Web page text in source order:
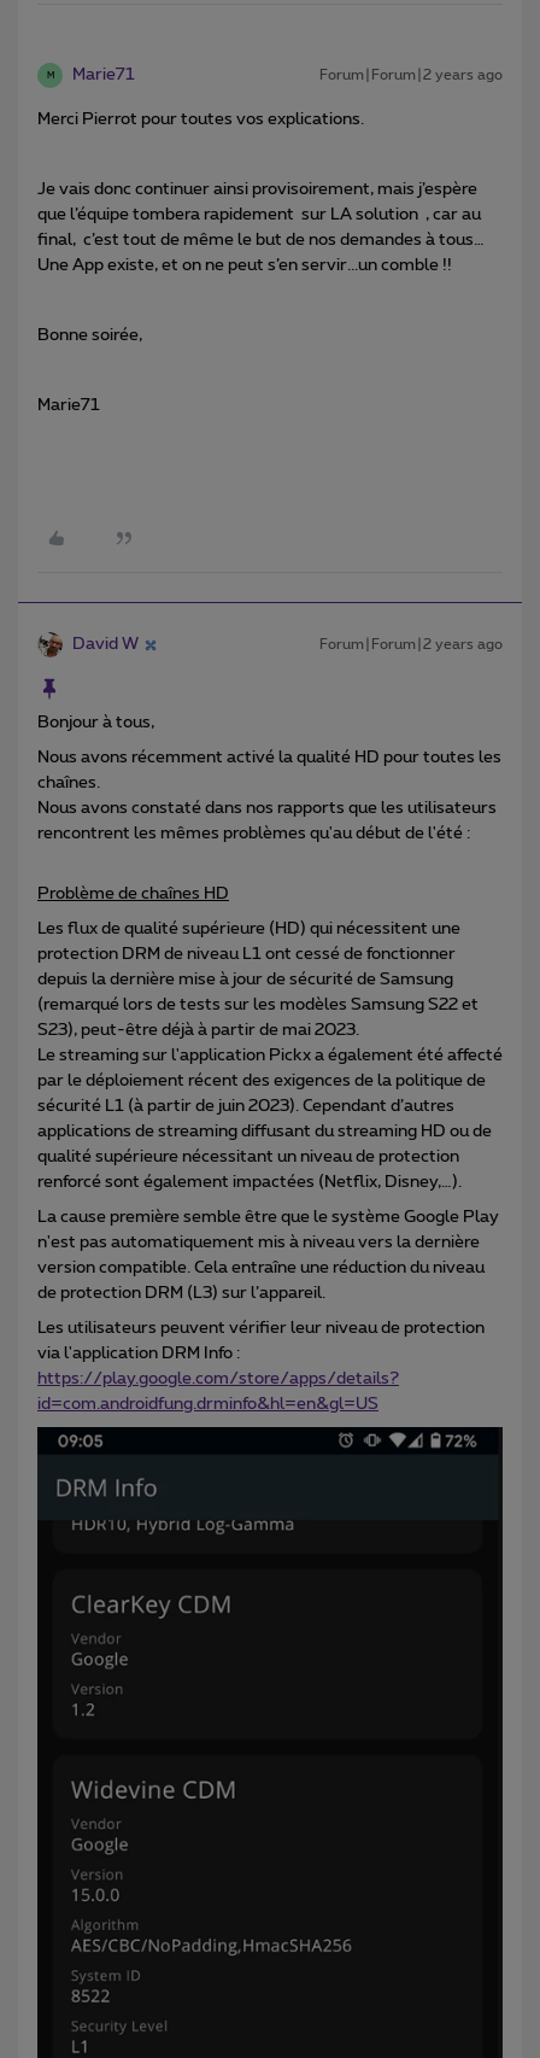
M Marie71 Forum|Forum|2 years ago
Merci Pierrot pour toutes vos explications.
Je vais donc continuer ainsi provisoirement, mais j’espère
que l’équipe tombera rapidement sur LA solution , car au
final, c’est tout de même le but de nos demandes à tous…
Une App existe, et on ne peut s’en servir...un comble !!
Bonne soirée,
Marie71
David W Forum|Forum|2 years ago
Bonjour à tous,
Nous avons récemment activé la qualité HD pour toutes les
chaînes.
Nous avons constaté dans nos rapports que les utilisateurs
rencontrent les mêmes problèmes qu'au début de l'été :
Problème de chaînes HD
Les flux de qualité supérieure (HD) qui nécessitent une
protection DRM de niveau L1 ont cessé de fonctionner
depuis la dernière mise à jour de sécurité de Samsung
(remarqué lors de tests sur les modèles Samsung S22 et
S23), peut-être déjà à partir de mai 2023.
Le streaming sur l'application Pickx a également été affecté
par le déploiement récent des exigences de la politique de
sécurité L1 (à partir de juin 2023). Cependant d’autres
applications de streaming diffusant du streaming HD ou de
qualité supérieure nécessitant un niveau de protection
renforcé sont également impactées (Netflix, Disney,…).
La cause première semble être que le système Google Play
n'est pas automatiquement mis à niveau vers la dernière
version compatible. Cela entraîne une réduction du niveau
de protection DRM (L3) sur l’appareil.
Les utilisateurs peuvent vérifier leur niveau de protection
via l'application DRM Info :
https://play.google.com/store/apps/details?
id=com.androidfung.drminfo&hl=en&gl=US